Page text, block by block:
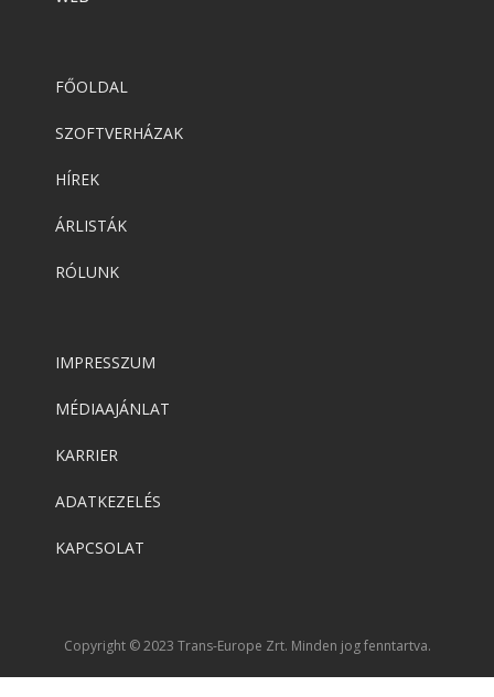
FŐOLDAL
SZOFTVERHÁZAK
HÍREK
ÁRLISTÁK
RÓLUNK
IMPRESSZUM
MÉDIAAJÁNLAT
KARRIER
ADATKEZELÉS
KAPCSOLAT
Copyright © 2023 Trans-Europe Zrt. Minden jog fenntartva.